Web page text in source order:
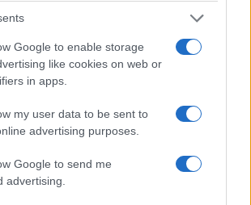
Google to enable storage
like cookies on web or
in apps.
my user data to be sent to
advertising purposes.
Google to send me
advertising.
ciudad.
con el actual presidente de los
Donald Trump, posa junto a
King y únete a la reina Isabel II
de fotos exclusiva.
divertido!